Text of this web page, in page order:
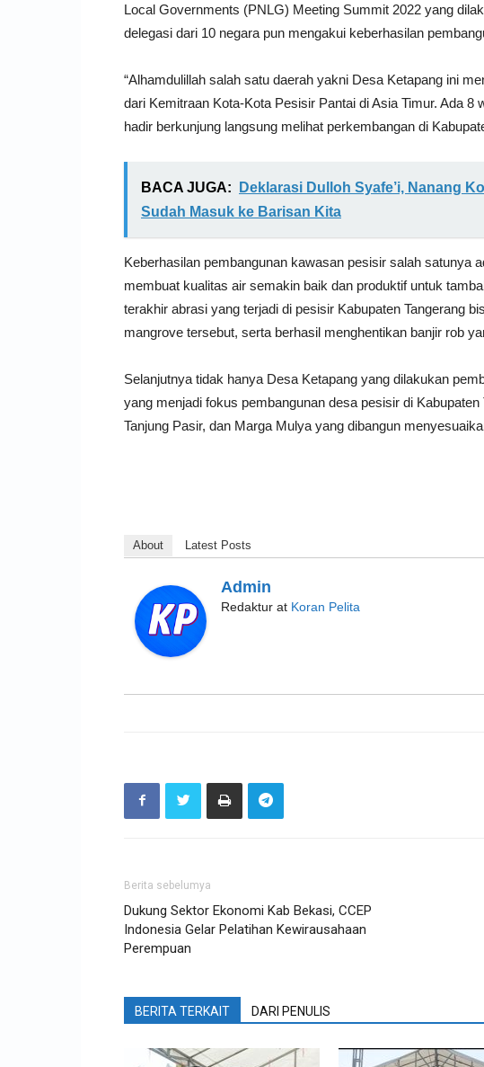
Local Governments (PNLG) Meeting Summit 2022 yang
delegasi dari 10 negara pun mengakui keberhasilan
“Alhamdulillah salah satu daerah yakni Desa Ketapang ini
dari Kemitraan Kota-Kota Pesisir Pantai di Asia Timur. Ada 8
hadir berkunjung langsung melihat perkembangan di
BACA JUGA:
Deklarasi Dulloh Syafe’i, Nanang
Sudah Masuk ke Barisan Kita
Keberhasilan pembangunan kawasan pesisir salah satunya
membuat kualitas air semakin baik dan produktif untuk
terakhir abrasi yang terjadi di pesisir Kabupaten Tangerang
mangrove tersebut, serta berhasil menghentikan banjir rob
Selanjutnya tidak hanya Desa Ketapang yang dilakukan
yang menjadi fokus pembangunan desa pesisir di
Tanjung Pasir, dan Marga Mulya yang dibangun
About Latest Posts
Admin
Redaktur at Koran Pelita
Berita sebelumya
Dukung Sektor Ekonomi Kab Bekasi, CCEP
Indonesia Gelar Pelatihan Kewirausahaan
Perempuan
BERITA TERKAIT DARI PENULIS